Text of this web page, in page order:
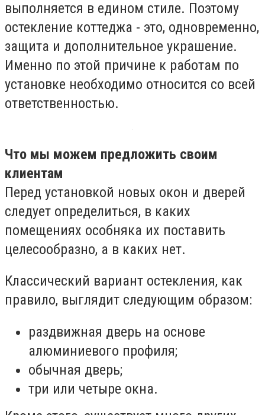
выполняется в едином стиле. Поэтому
остекление коттеджа - это, одновременно,
защита и дополнительное украшение.
Именно по этой причине к работам по
установке необходимо относится со всей
ответственностью.
Что мы можем предложить своим
клиентам
Перед установкой новых окон и дверей
следует определиться, в каких
помещениях особняка их поставить
целесообразно, а в каких нет.
Классический вариант остекления, как
правило, выглядит следующим образом:
раздвижная дверь на основе
алюминиевого профиля;
обычная дверь;
три или четыре окна.